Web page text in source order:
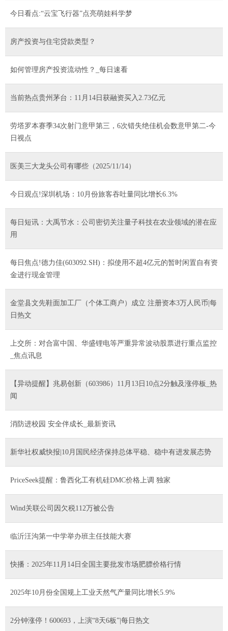
今日看点:“云宝飞行器”点亮萌娃科学梦
房产投资与住宅贷款类型？
如何管理房产投资流动性？_每日速看
当前热点贵州茅台：11月14日获融资买入2.73亿元
劳塔罗本赛季34次射门意甲第三，6次错失绝佳机会数意甲第二-今
日视点
医美三大龙头公司有哪些（2025/11/14）
今日观点!深圳机场：10月份旅客吞吐量同比增长6.3%
每日短讯：大禹节水：公司密切关注量子科技在农业领域的潜在应
用
每日焦点!德力佳(603092.SH)：拟使用不超4亿元的暂时闲置自有资
金进行现金管理
金堂县文先鞋面加工厂（个体工商户）成立 注册资本3万人民币|每
日热文
上交所：对合富中国、华盛锂电等严重异常波动股票进行重点监控
_焦点讯息
【异动提醒】兆易创新（603986）11月13日10点2分触及涨停板_热
闻
消防进校园 安全伴成长_最新资讯
新华社权威快报|10月国民经济保持总体平稳、稳中有进发展态势
PriceSeek提醒：鲁西化工有机硅DMC价格上调 独家
Wind关联公司因欠税112万被公告
临沂汪沟第一中学举办班主任技能大赛
快播：2025年11月14日全国主要批发市场肥膘价格行情
2025年10月份全国规上工业天然气产量同比增长5.9%
2分钟涨停！600693，上演“8天6板”|每日热文